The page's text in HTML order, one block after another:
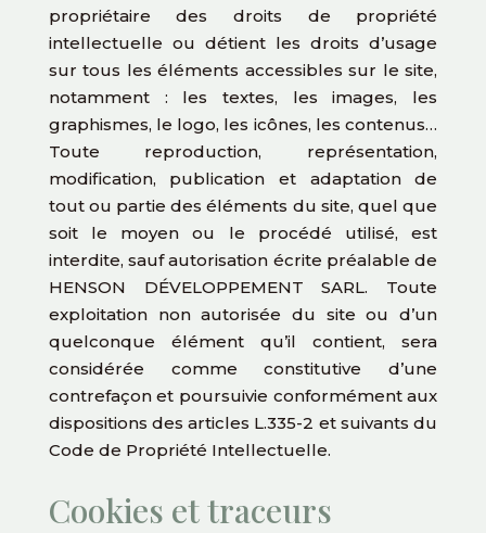
propriétaire des droits de propriété
intellectuelle ou détient les droits d’usage
sur tous les éléments accessibles sur le site,
notamment : les textes, les images, les
graphismes, le logo, les icônes, les contenus…
Toute reproduction, représentation,
modification, publication et adaptation de
tout ou partie des éléments du site, quel que
soit le moyen ou le procédé utilisé, est
interdite, sauf autorisation écrite préalable de
HENSON DÉVELOPPEMENT SARL. Toute
exploitation non autorisée du site ou d’un
quelconque élément qu’il contient, sera
considérée comme constitutive d’une
contrefaçon et poursuivie conformément aux
dispositions des articles L.335-2 et suivants du
Code de Propriété Intellectuelle.
Cookies et traceurs